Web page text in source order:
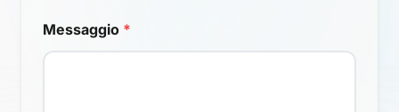
Messaggio *